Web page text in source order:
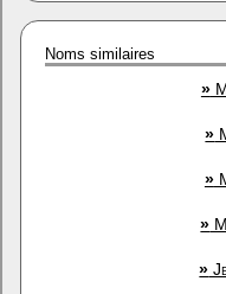
Noms similaires
»
»
»
»
»